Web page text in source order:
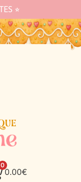
⭐︎
0
0.00€